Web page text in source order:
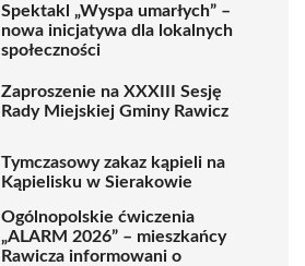
Spektakl „Wyspa umarłych” –
nowa inicjatywa dla lokalnych
społeczności
Zaproszenie na XXXIII Sesję
Rady Miejskiej Gminy Rawicz
Tymczasowy zakaz kąpieli na
Kąpielisku w Sierakowie
Ogólnopolskie ćwiczenia
„ALARM 2026” – mieszkańcy
Rawicza informowani o